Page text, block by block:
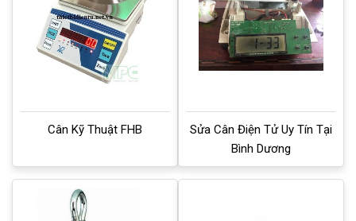
Cân Kỹ Thuật FHB
Sửa Cân Điện Tử Uy Tín Tại
Bình Dương